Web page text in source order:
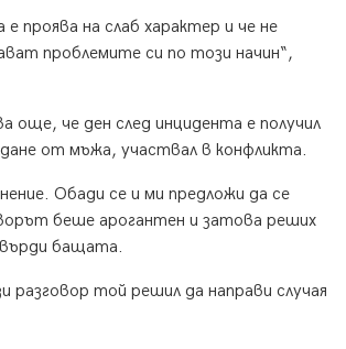
е проява на слаб характер и че не
проблемите си по този начин“,
още, че ден след инцидента е получил
от мъжа, участвал в конфликта.
Обади се и ми предложи да се
беше арогантен и затова реших
бащата.
разговор той решил да направи случая